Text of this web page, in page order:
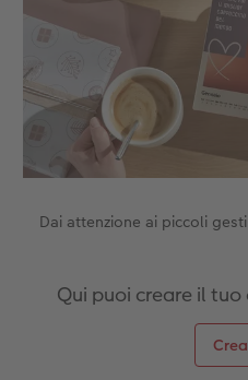
Accessori
CEWE
Accessori
Dai attenzione ai piccoli
Qui puoi creare il